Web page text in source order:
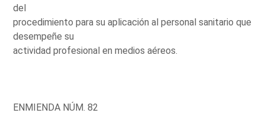
del
procedimiento para su aplicación al personal sanitario que
desempeñe su
actividad profesional en medios aéreos.
ENMIENDA NÚM. 82